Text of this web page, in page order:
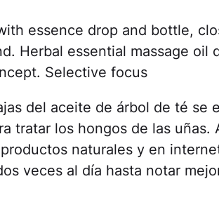
del aceite de árbol de té se
tratar los hongos de las uñas.
naturales y en
veces al día hasta notar